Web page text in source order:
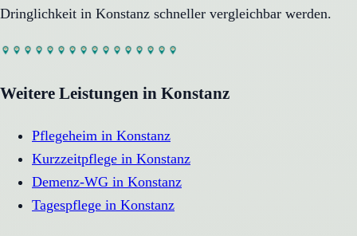
Dringlichkeit in Konstanz schneller vergleichbar werden.
Weitere Leistungen in Konstanz
Pflegeheim in Konstanz
Kurzzeitpflege in Konstanz
Demenz-WG in Konstanz
Tagespflege in Konstanz